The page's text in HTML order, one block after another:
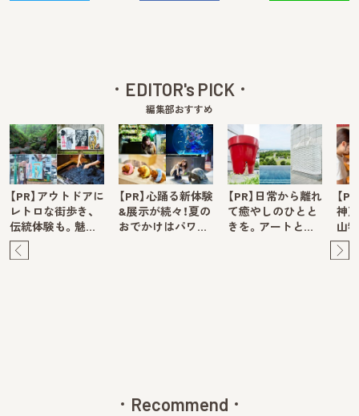
EDITOR's PICK
編集部おすすめ
【PR】アウトドアに
レトロな街歩き、
伝統体験も。魅…
【PR】心踊る新体験
&展示が続々！夏の
おでかけはパワ…
【PR】日常から離れ
て癒やしのひとと
きを。アートと…
【
神
山
Recommend